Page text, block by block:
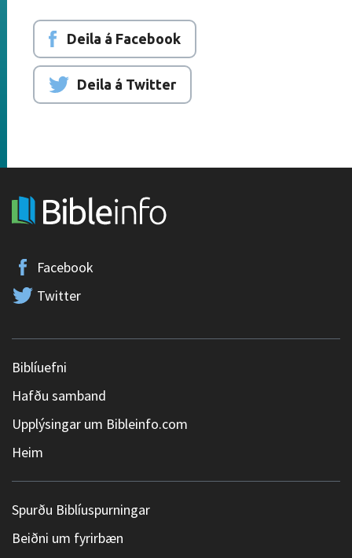
Deila á Facebook
Deila á Twitter
Facebook
Twitter
Biblíuefni
Hafðu samband
Upplýsingar um Bibleinfo.com
Heim
Spurðu Biblíuspurningar
Beiðni um fyrirbæn